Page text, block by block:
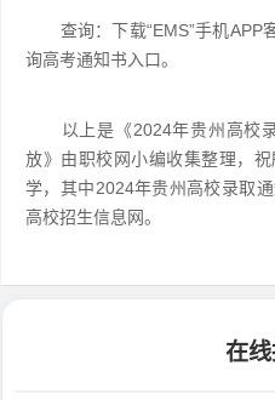
查询：下载“EMS”手机APP
询高考通知书入口。
以上是《2024年贵州高校录
放》由职校网小编收集整理，
学，其中2024年贵州高校录取
高校招生信息网。
在